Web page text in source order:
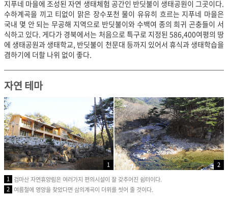
지푸네 마을에 조성된 자연 생태체험 공간인 반딧불이 생태공원이 그곳이다.
수하계곡을 끼고 티없이 맑은 장수포천 물이 유유히 흐르는 지푸네 마을은
국내 몇 안 되는 무공해 지역으로 반딧불이와 수백여 종의 희귀 곤충들이 서
식하고 있다. 게다가 경북에서는 처음으로 특구로 지정된 586,400여평의 땅
에 생태공원과 생태학교, 반딧불이 천문대 등까지 있어서 휴식과 생태학습을
겸하기에 더할 나위 없이 좋다.
자연 테마
1
2
1 검마산 자연휴양림은 여러가지 편의시설이 잘 갖추어진 쉼터이다.
2 여름철에 영양을 찾았다면 삼의계곡이 더위를 씻어 줄 것이다.